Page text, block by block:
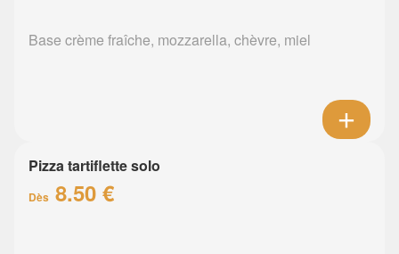
Base crème fraîche, mozzarella, chèvre, miel
Pizza tartiflette solo
Dès 8.50 €